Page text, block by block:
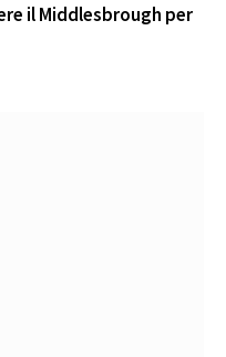
il Middlesbrough per